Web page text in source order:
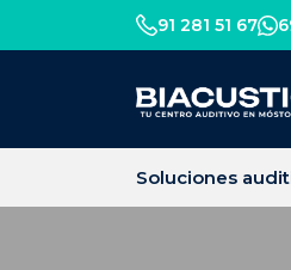
91 281 51 67
Soluciones